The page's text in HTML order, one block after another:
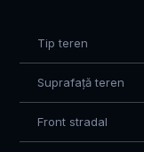
Tip teren
Suprafață teren
Front stradal